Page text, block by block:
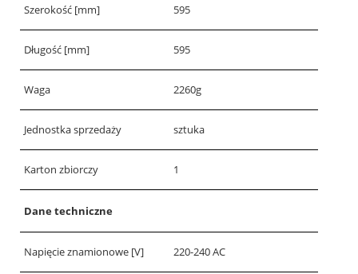
Szerokość [mm] 595
Długość [mm] 595
Waga 2260g
Jednostka sprzedaży sztuka
Karton zbiorczy 1
Dane techniczne
Napięcie znamionowe [V] 220-240 AC